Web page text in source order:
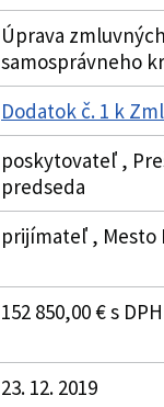
Úprava
samosprávneho
Dodatok č. 1 k
poskytovateľ ,
predseda
prijímateľ , Mesto
152 850,00 € s DPH
23. 12. 2019